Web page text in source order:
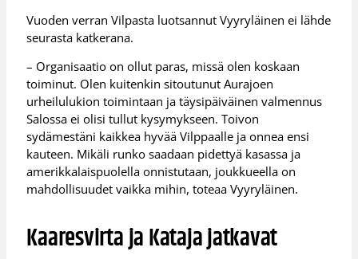
Vuoden verran Vilpasta luotsannut Vyyryläinen ei lähde
seurasta katkerana.
– Organisaatio on ollut paras, missä olen koskaan
toiminut. Olen kuitenkin sitoutunut Aurajoen
urheilulukion toimintaan ja täysipäiväinen valmennus
Salossa ei olisi tullut kysymykseen. Toivon
sydämestäni kaikkea hyvää Vilppaalle ja onnea ensi
kauteen. Mikäli runko saadaan pidettyä kasassa ja
amerikkalaispuolella onnistutaan, joukkueella on
mahdollisuudet vaikka mihin, toteaa Vyyryläinen.
Kaaresvirta ja Kataja jatkavat